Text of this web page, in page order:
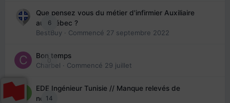
6
Que pensez vous du métier d'infirmier Auxiliaire
au Québec ?
BestBuy · Commencé 27 septembre 2022
0
Bon temps
Charbel · Commencé 29 juillet
14
EDE Ingénieur Tunisie // Manque relevés de
note